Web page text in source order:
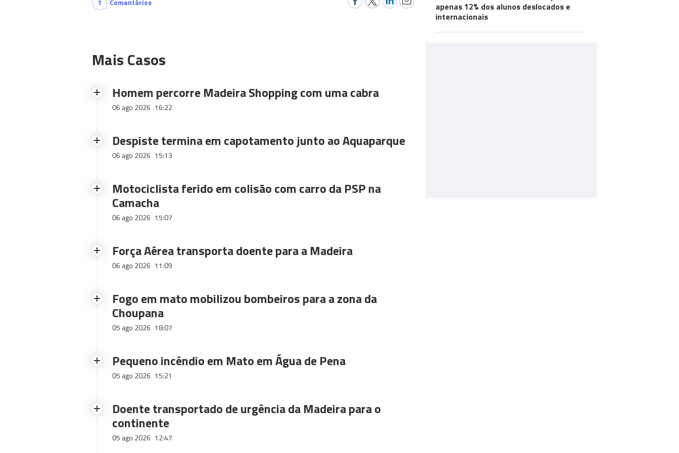
1 Comentários
Mais Casos
Homem percorre Madeira Shopping com uma cabra
06 ago 2026 16:22
Despiste termina em capotamento junto ao Aquaparque
06 ago 2026 15:13
Motociclista ferido em colisão com carro da PSP na
Camacha
06 ago 2026 15:07
Força Aérea transporta doente para a Madeira
06 ago 2026 11:09
Fogo em mato mobilizou bombeiros para a zona da
Choupana
05 ago 2026 18:07
Pequeno incêndio em Mato em Água de Pena
05 ago 2026 15:21
Doente transportado de urgência da Madeira para o
continente
05 ago 2026 12:47
apenas 12% dos alunos deslocados e
internacionais